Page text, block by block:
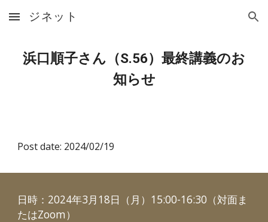
Skip to main content Skip to navigation
ジネット
浜口順子さん（S.56）最終講義のお
知らせ
Post date: 2024/02/19
日時：2024年3月18日（月）15:00-16:30（対面ま
たはZoom）